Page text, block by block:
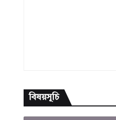
বিষয়সূচি